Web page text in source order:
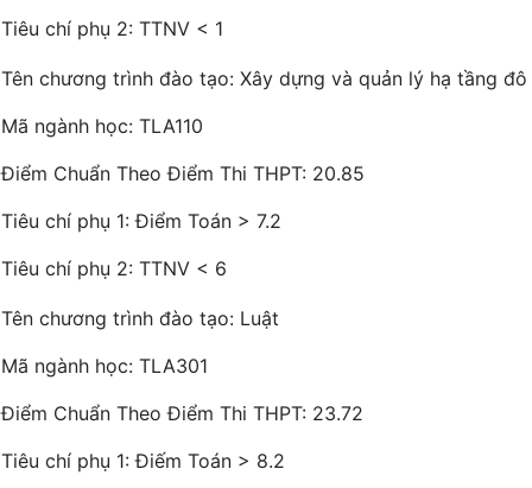
Tiêu chí phụ 2: TTNV < 1
Tên chương trình đào tạo: Xây dựng và quản lý hạ tầng
Mã ngành học: TLA110
Điểm Chuẩn Theo Điểm Thi THPT: 20.85
Tiêu chí phụ 1: Điểm Toán > 7.2
Tiêu chí phụ 2: TTNV < 6
Tên chương trình đào tạo: Luật
Mã ngành học: TLA301
Điểm Chuẩn Theo Điểm Thi THPT: 23.72
Tiêu chí phụ 1: Điếm Toán > 8.2